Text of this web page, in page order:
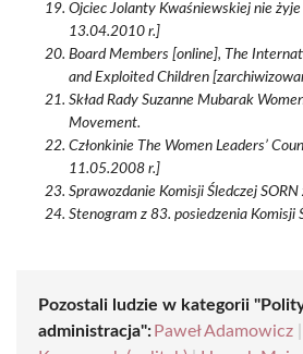
Ojciec Jolanty Kwaśniewskiej nie
13.04.2010 r.]
Board Members [online], The
and Exploited Children
Skład Rady Suzanne Mubarak
Movement.
Członkinie The Women Leaders’
11.05.2008 r.]
Sprawozdanie Komisji Śledczej
Stenogram z 83. posiedzenia Komisji
Pozostali ludzie w kategorii
administracja": Paweł Adamowicz